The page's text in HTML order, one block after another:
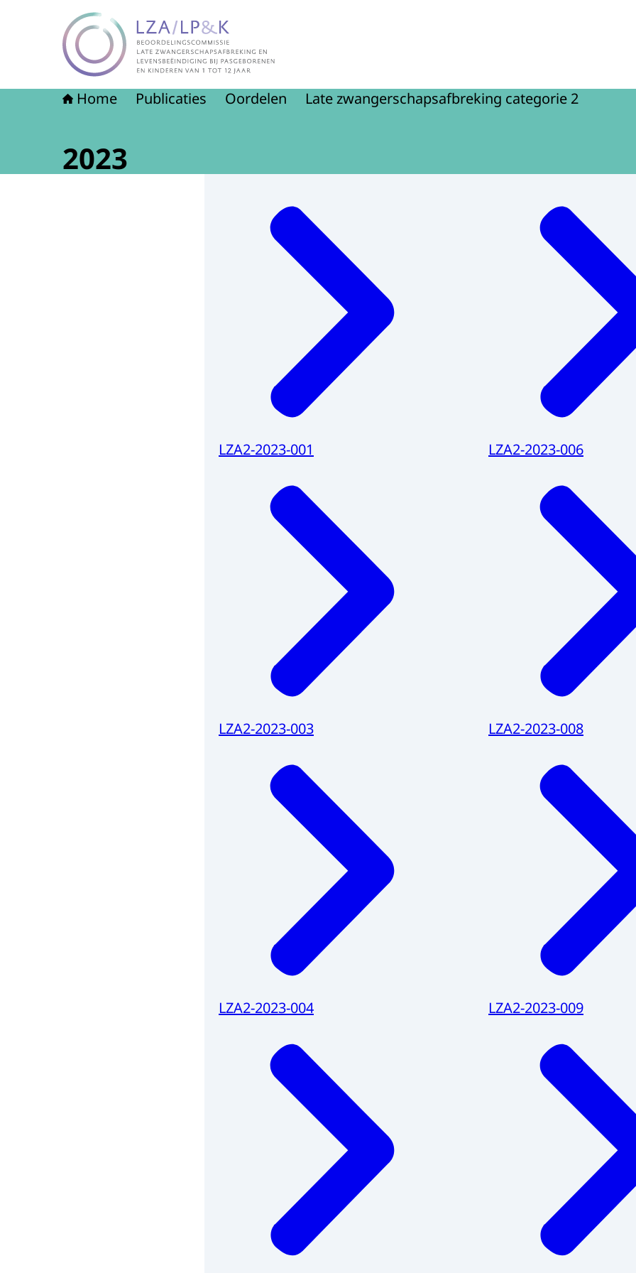
Naar de homepage van LZA-LP&K - Late zwangerschapsafbreking en levensbeëindiging bij pasgeborenen
Home Publicaties Oordelen Late zwangerschapsafbreking categorie 2
2023
LZA2-2023-001
LZA2-2023-003
LZA2-2023-004
LZA2-2023-006
LZA2-2023-008
LZA2-2023-009